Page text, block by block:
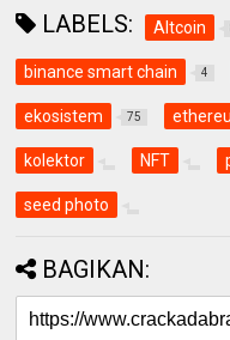
LABELS: Altcoin
binance smart chain 4
ekosistem 75
kolektor NFT
seed photo
BAGIKAN: